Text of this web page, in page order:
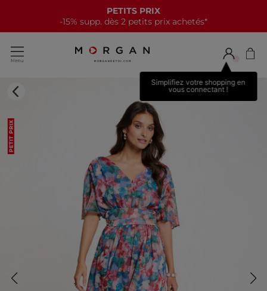
PETITS PRIX
-15% supp. dès 2 petits prix achetés*
Simplifiez votre shopping en
vous connectant !
PETIT PRIX